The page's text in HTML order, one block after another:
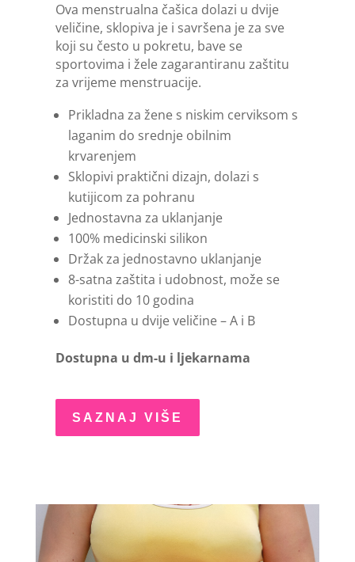
Ova menstrualna čašica dolazi u dvije
veličine, sklopiva je i savršena je za sve
koji su često u pokretu, bave se
sportovima i žele zagarantiranu zaštitu
za vrijeme menstruacije.
Prikladna za žene s niskim cerviksom s
laganim do srednje obilnim
krvarenjem
Sklopivi praktični dizajn, dolazi s
kutijicom za pohranu
Jednostavna za uklanjanje
100% medicinski silikon
Držak za jednostavno uklanjanje
8-satna zaštita i udobnost, može se
koristiti do 10 godina
Dostupna u dvije veličine – A i B
Dostupna u dm-u i ljekarnama
SAZNAJ VIŠE